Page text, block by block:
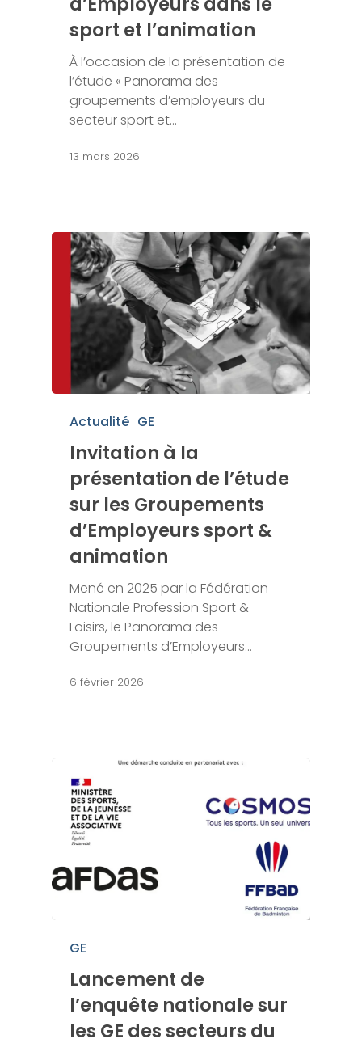
sport et l’animation
À l’occasion de la présentation de
l’étude « Panorama des
groupements d’employeurs du
secteur sport et…
13 mars 2026
Actualité GE
Invitation à la
présentation de l’étude
sur les Groupements
d’Employeurs sport &
animation
Mené en 2025 par la Fédération
Nationale Profession Sport &
Loisirs, le Panorama des
Groupements d’Employeurs…
6 février 2026
GE
Lancement de
l’enquête nationale sur
les GE des secteurs du